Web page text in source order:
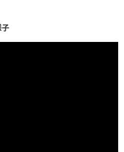
子